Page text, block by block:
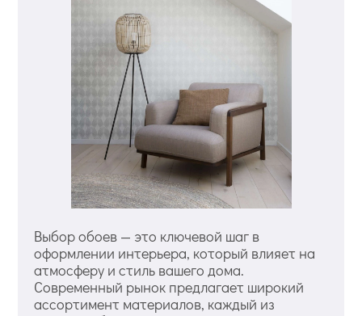
Выбор обоев — это ключевой шаг в
оформлении интерьера, который влияет на
атмосферу и стиль вашего дома.
Современный рынок предлагает широкий
ассортимент материалов, каждый из